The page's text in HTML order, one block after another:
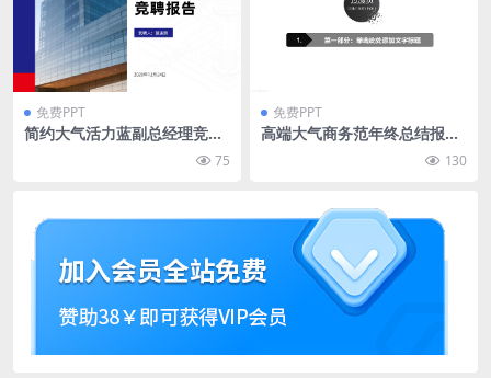
免费PPT
简约大气活力蓝副总经理竞聘
75
免费PPT
高端大气商务范年终总结报告
130